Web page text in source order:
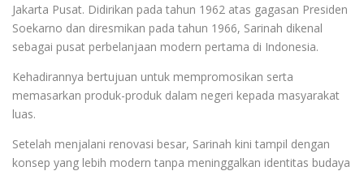
Jakarta Pusat. Didirikan pada tahun 1962 atas gagasan Presiden
Soekarno dan diresmikan pada tahun 1966, Sarinah dikenal
sebagai pusat perbelanjaan modern pertama di Indonesia.
Kehadirannya bertujuan untuk mempromosikan serta
memasarkan produk-produk dalam negeri kepada masyarakat
luas.
Setelah menjalani renovasi besar, Sarinah kini tampil dengan
konsep yang lebih modern tanpa meninggalkan identitas budaya